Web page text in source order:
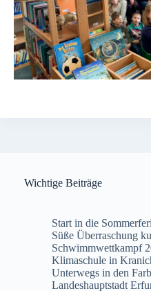
Wichtige Beiträge
Start in die
Süße Überraschung
Schwimmwettkampf
Klimaschule in
Unterwegs in den
Landeshauptstadt